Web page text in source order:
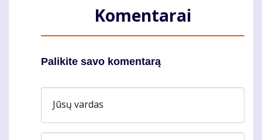
Komentarai
Palikite savo komentarą
Jūsų vardas